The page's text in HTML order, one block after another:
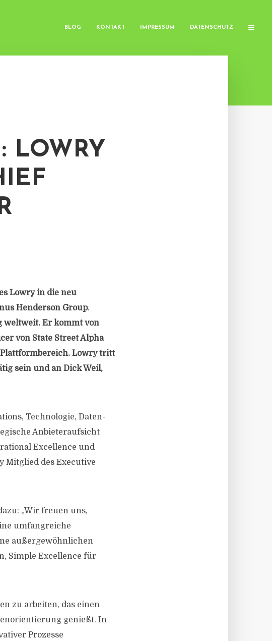
BLOG KONTAKT IMPRESSUM DATENSCHUTZ
LOWRY
Lowry in die neu
Henderson Group.
weltweit. Er kommt von
von State Street Alpha
Lowry tritt
sein und an Dick Weil,
Technologie, Daten-
Anbieteraufsicht
Excellence und
Mitglied des Executive
„Wir freuen uns,
umfangreiche
außergewöhnlichen
Simple Excellence für
zu arbeiten, das einen
genießt. In
Prozesse